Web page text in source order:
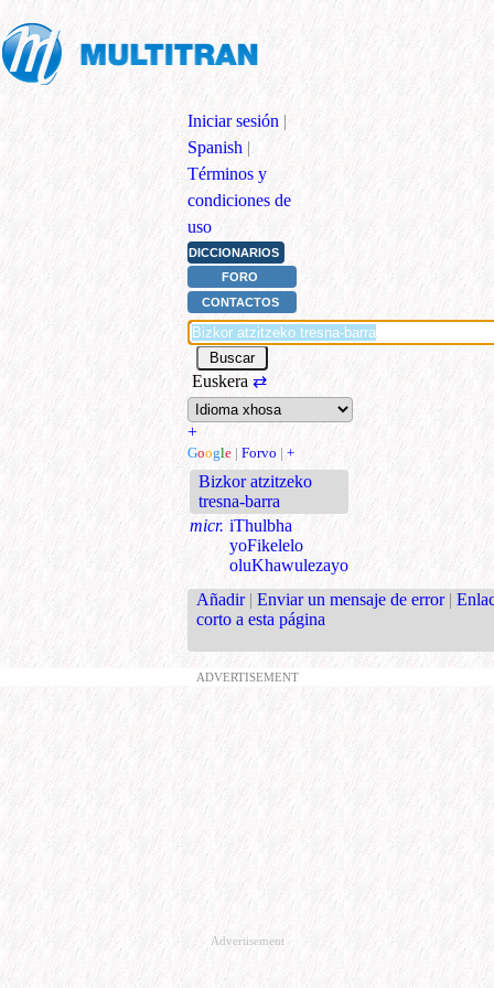
Iniciar sesión |
Spanish |
Términos y
condiciones de
uso
DICCIONARIOS
FORO
CONTACTOS
Euskera ⇄
+
Google | Forvo | +
Bizkor atzitzeko
tresna-barra
micr. iThulbha
yoFikelelo
oluKhawulezayo
Añadir | Enviar un mensaje de error |
corto a esta página
ADVERTISEMENT
Advertisement